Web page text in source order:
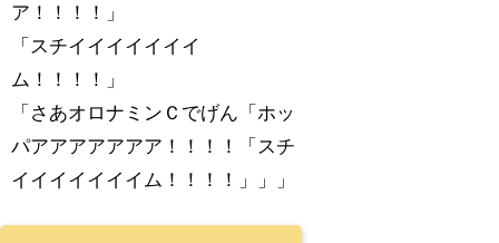
ア！！！！」
「スチイイイイイイイ
ム！！！！」
「さあオロナミンＣでげん「ホッ
パアアアアアアア！！！！「スチ
イイイイイイイム！！！！」」」